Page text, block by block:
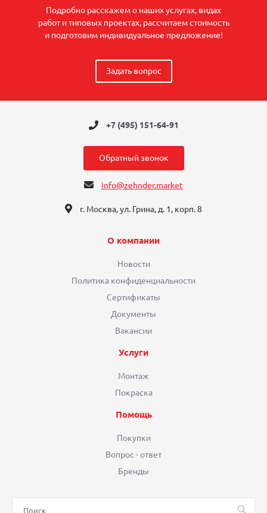
Подробно расскажем о наших услугах, видах
работ и типовых проектах, рассчитаем стоимость
и подготовим индивидуальное предложение!
Задать вопрос
+7 (495) 151-64-91
Обратный звонок
info@zehnder.market
г. Москва, ул. Грина, д. 1, корп. 8
О компании
Новости
Политика конфиденциальности
Сертификаты
Документы
Вакансии
Услуги
Монтаж
Покраска
Помощь
Покупки
Вопрос - ответ
Бренды